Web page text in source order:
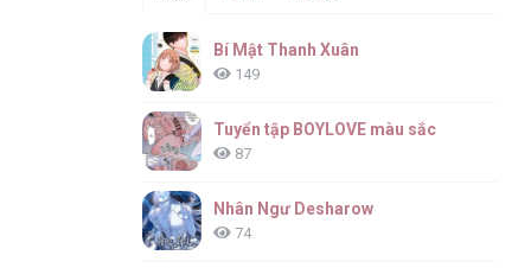
Bí Mật Thanh Xuân
149
Tuyển tập BOYLOVE màu sắc
87
Nhân Ngư Desharow
74